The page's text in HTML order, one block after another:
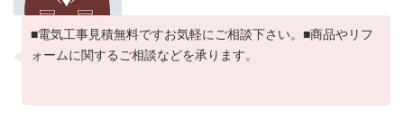
■電気工事見積無料ですお気軽にご相談下さい。■商品やリフ
ォームに関するご相談などを承ります。